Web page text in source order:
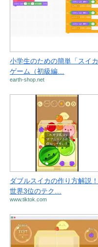
小学生のための簡単「スイカ
ゲーム（初級編…
earth-shop.net
ダブルスイカの作り方解説！
世界3位のテク…
www.tiktok.com